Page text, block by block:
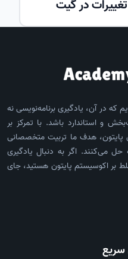
در گیت
که در آن، یادگیری برنامه‌نویسی نه
و استاندارد باشد. با تمرکز بر
پایتون، هدف ما تربیت متخصصانی
می‌کنند. اگر به دنبال یادگیری
بر اکوسیستم پایتون هستید، جای